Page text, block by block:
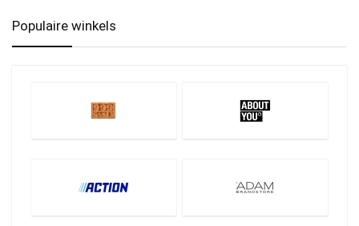
Populaire winkels